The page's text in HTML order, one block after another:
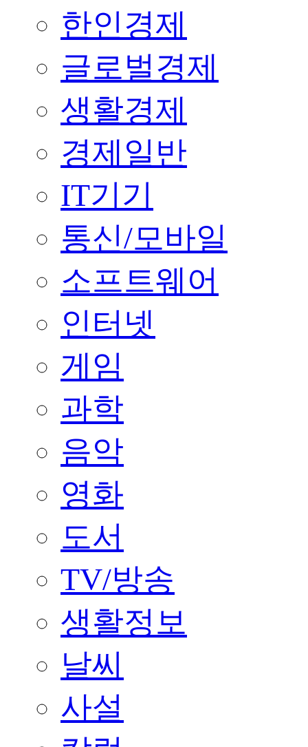
한인경제
글로벌경제
생활경제
경제일반
IT기기
통신/모바일
소프트웨어
인터넷
게임
과학
음악
영화
도서
TV/방송
생활정보
날씨
사설